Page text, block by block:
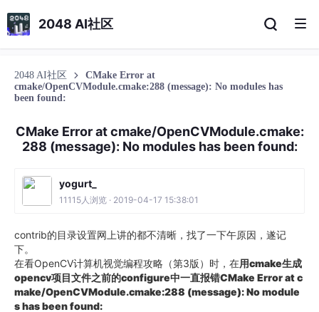
2048 AI社区
2048 AI社区
CMake Error at
cmake/OpenCVModule.cmake:288 (message): No modules has
been found:
CMake Error at cmake/OpenCVModule.cmake:
288 (message): No modules has been found:
yogurt_
11115人浏览 · 2019-04-17 15:38:01
contrib的目录设置网上讲的都不清晰，找了一下午原因，遂记
下。
在看OpenCV计算机视觉编程攻略（第3版）时，在用cmake生成
opencv项目文件之前的configure中一直报错CMake Error at c
make/OpenCVModule.cmake:288 (message): No module
s has been found: